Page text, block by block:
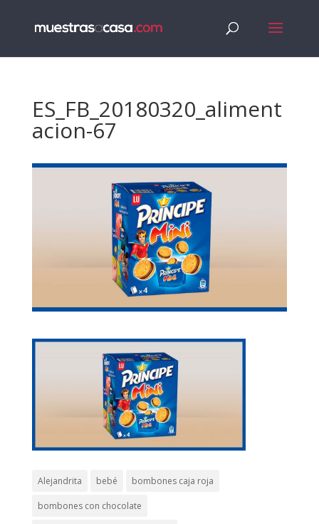
ES_FB_20180320_aliment
acion-67
Alejandrita bebé bombones caja roja
bombones con chocolate